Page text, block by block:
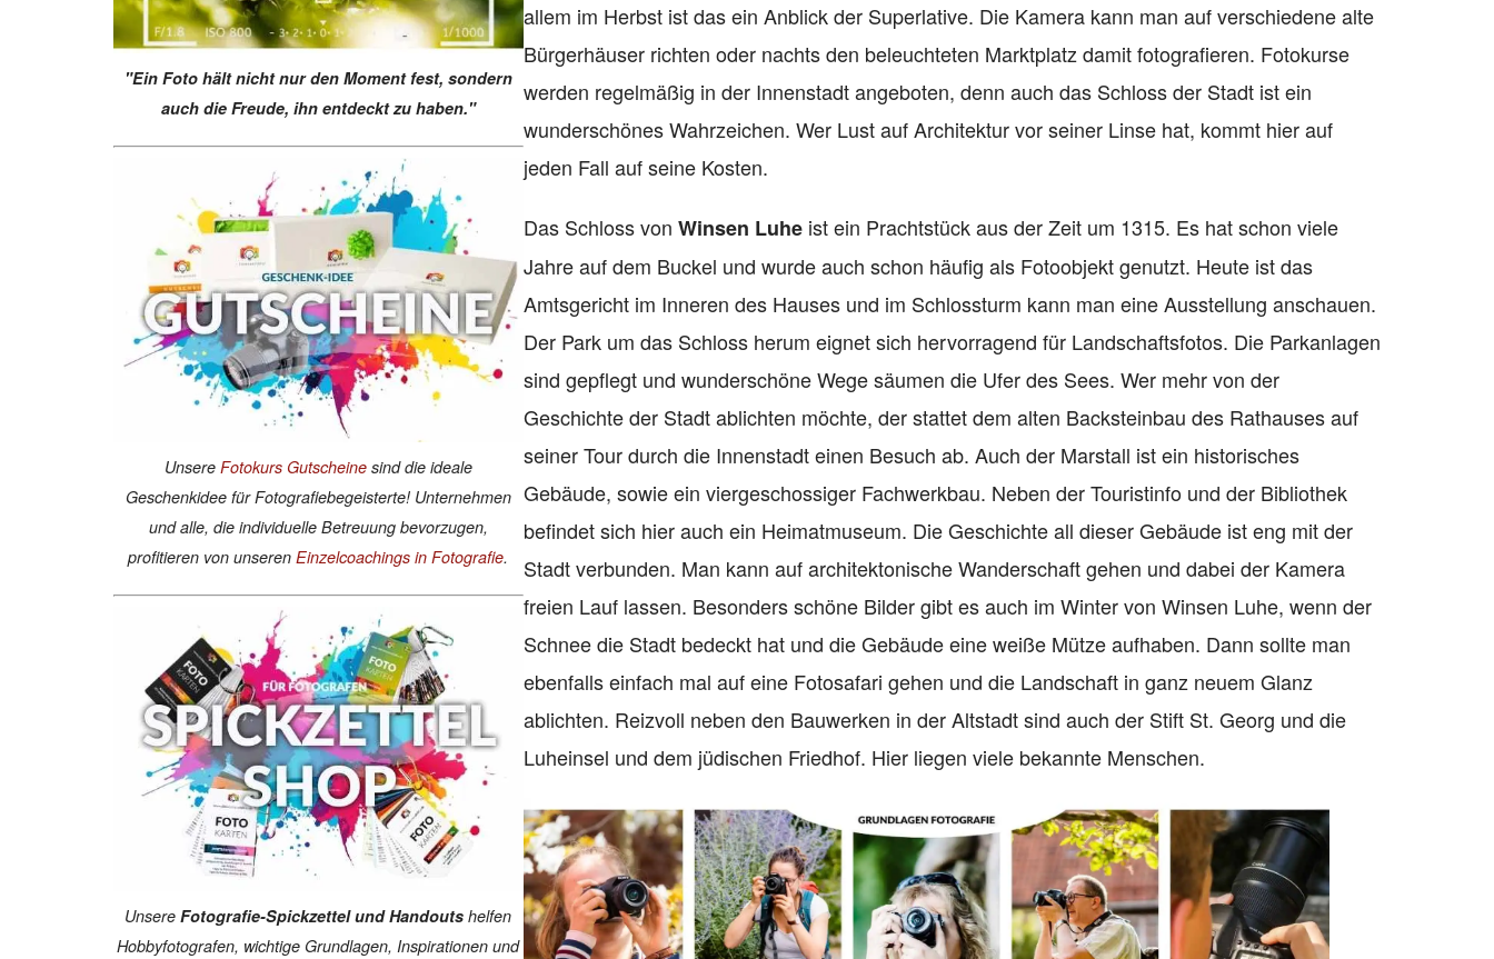
"Ein Foto hält nicht nur den Moment fest, sondern
auch die Freude, ihn entdeckt zu haben."
Unsere Fotokurs Gutscheinesind die ideale
Geschenkidee für Fotografiebegeisterte! Unternehmen
und alle, die individuelle Betreuung bevorzugen,
profitieren von unserenEinzelcoachings in Fotografie.
UnsereFotografie-Spickzettel und Handouts helfen
Hobbyfotografen, wichtige Grundlagen, Inspirationen und
allem im Herbst ist das ein Anblick der Superlative. Die Kamera kann man auf verschiedene alte
Bürgerhäuser richten oder nachts den beleuchteten Marktplatz damit fotografieren. Fotokurse
werden regelmäßig in der Innenstadt angeboten, denn auch das Schloss der Stadt ist ein
wunderschönes Wahrzeichen. Wer Lust auf Architektur vor seiner Linse hat, kommt hier auf
jeden Fall auf seine Kosten.
Das Schloss von Winsen Luheist ein Prachtstück aus der Zeit um 1315. Es hat schon viele
Jahre auf dem Buckel und wurde auch schon häufig als Fotoobjekt genutzt. Heute ist das
Amtsgericht im Inneren des Hauses und im Schlossturm kann man eine Ausstellung anschauen.
Der Park um das Schloss herum eignet sich hervorragend für Landschaftsfotos. Die Parkanlagen
sind gepflegt und wunderschöne Wege säumen die Ufer des Sees. Wer mehr von der
Geschichte der Stadt ablichten möchte, der stattet dem alten Backsteinbau des Rathauses auf
seiner Tour durch die Innenstadt einen Besuch ab. Auch der Marstall ist ein historisches
Gebäude, sowie ein viergeschossiger Fachwerkbau. Neben der Touristinfo und der Bibliothek
befindet sich hier auch ein Heimatmuseum. Die Geschichte all dieser Gebäude ist eng mit der
Stadt verbunden. Man kann auf architektonische Wanderschaft gehen und dabei der Kamera
freien Lauf lassen. Besonders schöne Bilder gibt es auch im Winter von Winsen Luhe, wenn der
Schnee die Stadt bedeckt hat und die Gebäude eine weiße Mütze aufhaben. Dann sollte man
ebenfalls einfach mal auf eine Fotosafari gehen und die Landschaft in ganz neuem Glanz
ablichten. Reizvoll neben den Bauwerken in der Altstadt sind auch der Stift St. Georg und die
Luheinsel und dem jüdischen Friedhof. Hier liegen viele bekannte Menschen.